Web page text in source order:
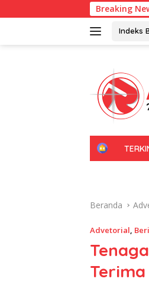
ke
Breaking
Indeks
H
Beranda
Advetorial